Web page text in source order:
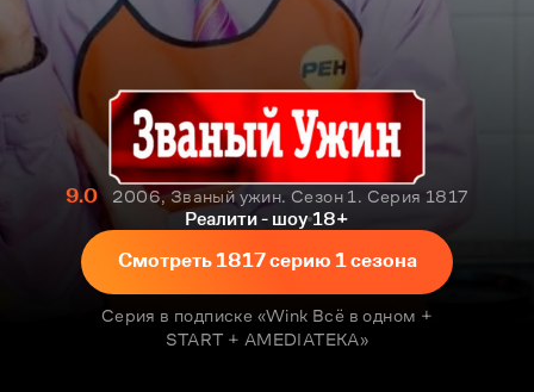
9.0
2006, Званый ужин. Сезон 1. Серия 1817
Реалити - шоу 18+
Смотреть 1817 серию 1 сезона
Серия в подписке «Wink Всё в одном +
START + AMEDIATEKA»